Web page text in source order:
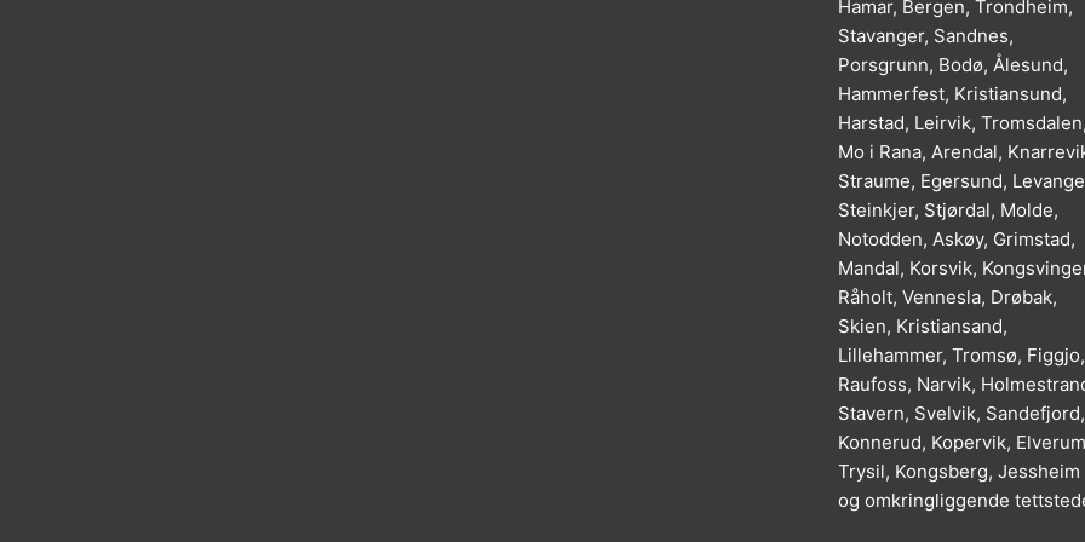
Hamar, Bergen, Trondheim,
Stavanger, Sandnes,
Porsgrunn, Bodø, Ålesund,
Hammerfest, Kristiansund,
Harstad, Leirvik, Tromsdalen,
Mo i Rana, Arendal,
Straume, Egersund,
Steinkjer, Stjørdal, Molde,
Notodden, Askøy, Grimstad,
Mandal, Korsvik,
Råholt, Vennesla, Drøbak,
Skien, Kristiansand,
Lillehammer, Tromsø, Figgjo,
Raufoss, Narvik,
Stavern, Svelvik, Sandefjord,
Konnerud, Kopervik,
Trysil, Kongsberg, Jessheim
og omkringliggende